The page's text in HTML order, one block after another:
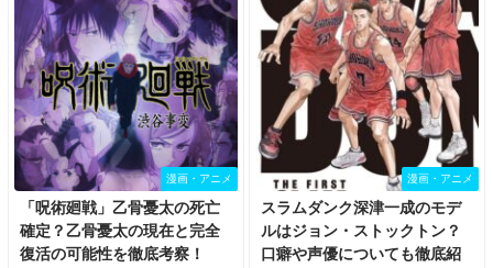
漫画・アニメ
「呪術廻戦」乙骨憂太の死亡
確定？乙骨憂太の現在と完全
復活の可能性を徹底考察！
漫画・アニメ
スラムダンク深津一成のモデ
ルはジョン・ストックトン？
口癖や声優についても徹底紹